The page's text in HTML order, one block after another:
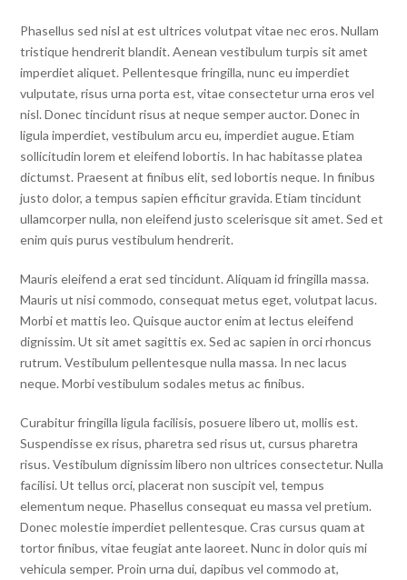
Phasellus sed nisl at est ultrices volutpat vitae nec eros. Nullam
tristique hendrerit blandit. Aenean vestibulum turpis sit amet
imperdiet aliquet. Pellentesque fringilla, nunc eu imperdiet
vulputate, risus urna porta est, vitae consectetur urna eros vel
nisl. Donec tincidunt risus at neque semper auctor. Donec in
ligula imperdiet, vestibulum arcu eu, imperdiet augue. Etiam
sollicitudin lorem et eleifend lobortis. In hac habitasse platea
dictumst. Praesent at finibus elit, sed lobortis neque. In finibus
justo dolor, a tempus sapien efficitur gravida. Etiam tincidunt
ullamcorper nulla, non eleifend justo scelerisque sit amet. Sed et
enim quis purus vestibulum hendrerit.
Mauris eleifend a erat sed tincidunt. Aliquam id fringilla massa.
Mauris ut nisi commodo, consequat metus eget, volutpat lacus.
Morbi et mattis leo. Quisque auctor enim at lectus eleifend
dignissim. Ut sit amet sagittis ex. Sed ac sapien in orci rhoncus
rutrum. Vestibulum pellentesque nulla massa. In nec lacus
neque. Morbi vestibulum sodales metus ac finibus.
Curabitur fringilla ligula facilisis, posuere libero ut, mollis est.
Suspendisse ex risus, pharetra sed risus ut, cursus pharetra
risus. Vestibulum dignissim libero non ultrices consectetur. Nulla
facilisi. Ut tellus orci, placerat non suscipit vel, tempus
elementum neque. Phasellus consequat eu massa vel pretium.
Donec molestie imperdiet pellentesque. Cras cursus quam at
tortor finibus, vitae feugiat ante laoreet. Nunc in dolor quis mi
vehicula semper. Proin urna dui, dapibus vel commodo at,